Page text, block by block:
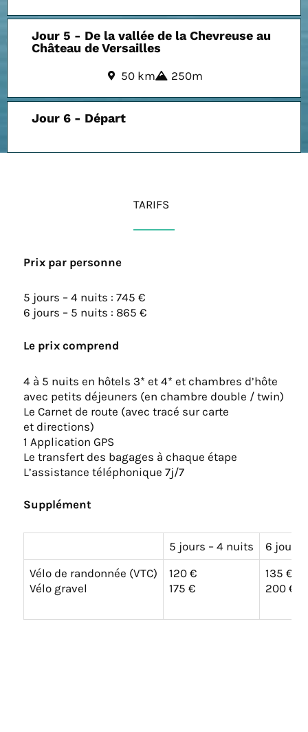
Jour 5 - De la vallée de la Chevreuse au
Château de Versailles
50 km 250m
Jour 6 - Départ
TARIFS
Prix par personne
5 jours – 4 nuits : 745 €
6 jours – 5 nuits : 865 €
Le prix comprend
4 à 5 nuits en hôtels 3* et 4* et chambres d’hôte
avec petits déjeuners (en chambre double / twin)
Le Carnet de route (avec tracé sur carte
et directions)
1 Application GPS
Le transfert des bagages à chaque étape
L’assistance téléphonique 7j/7
Supplément
5 jours – 4 nuits
6 jours
Vélo de randonnée (VTC)
Vélo gravel
120 €
175 €
135 €
200 €